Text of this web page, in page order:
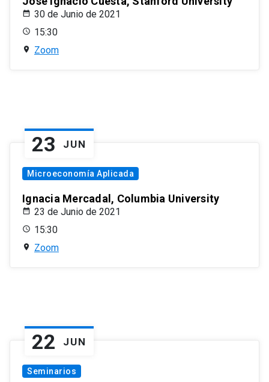
30 de Junio de 2021
15:30
Zoom
23 JUN
Microeconomía Aplicada
Ignacia Mercadal, Columbia University
23 de Junio de 2021
15:30
Zoom
22 JUN
Seminarios